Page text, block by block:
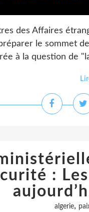
des Affaires
le sommet
à la question de
:
algerie,